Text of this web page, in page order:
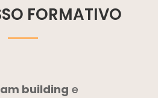
FORMATIVO
building e